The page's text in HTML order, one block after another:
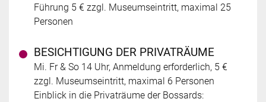
Führung 5 € zzgl. Museumseintritt, maximal 25
Personen
BESICHTIGUNG DER PRIVATRÄUME
Mi. Fr & So 14 Uhr, Anmeldung erforderlich, 5 €
zzgl. Museumseintritt, maximal 6 Personen
Einblick in die Privaträume der Bossards: